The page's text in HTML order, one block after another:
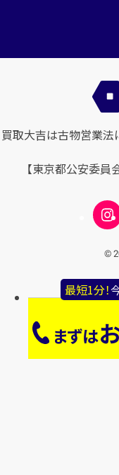
最短1分！
まずは
買取大吉は古物営業法
【東京都公安委
©